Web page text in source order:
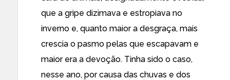
que a gripe dizimava e estropiava no
inverno e, quanto maior a desgraça, mais
crescia o pasmo pelas que escapavam e
maior era a devoção. Tinha sido o caso,
nesse ano, por causa das chuvas e dos